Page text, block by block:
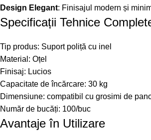
Design Elegant: Finisajul modern și
Specificații Tehnice
Tip produs: Suport poliță cu inel
Material: Oțel
Finisaj: Lucios
Capacitate de încărcare: 30 kg
Dimensiune: compatibil cu grosimi de
Număr de bucăți: 100/buc
Avantaje în Utilizare